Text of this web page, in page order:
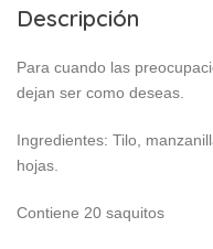
Descripción
Para cuando las
dejan ser como deseas.
Ingredientes: Tilo,
hojas.
Contiene 20 saquitos